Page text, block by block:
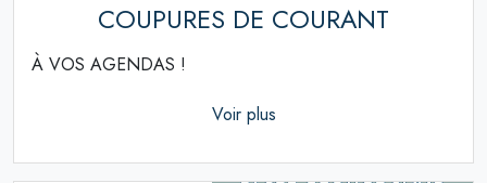
COUPURES DE COURANT
À VOS AGENDAS !
Voir plus